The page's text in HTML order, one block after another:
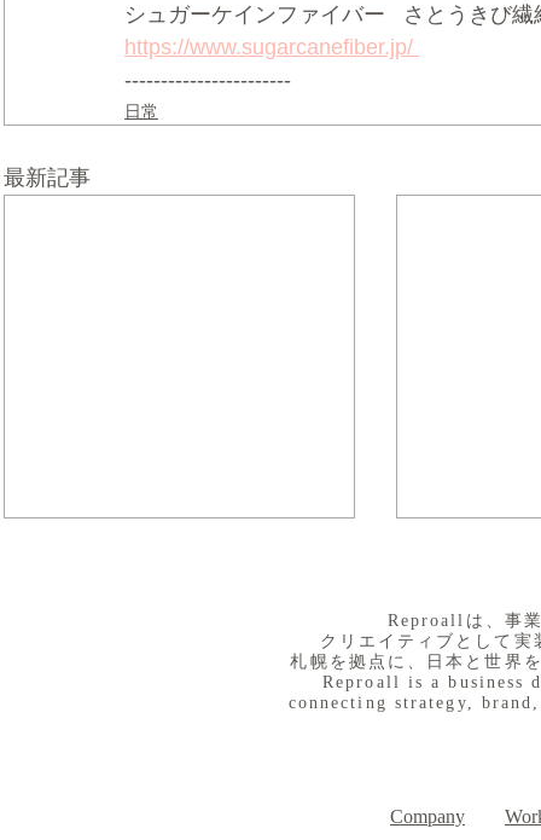
シュガーケインファイバー   さとうきび
https://www.sugarcanefiber.jp/
-----------------------
日常
最新記事
​Reproallは、事
クリエイティブとして
札幌を拠点に、日本と世界
Reproall is a business
connecting strategy,
Company